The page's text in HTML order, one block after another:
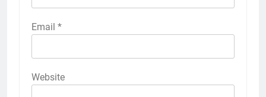
Email *
Website